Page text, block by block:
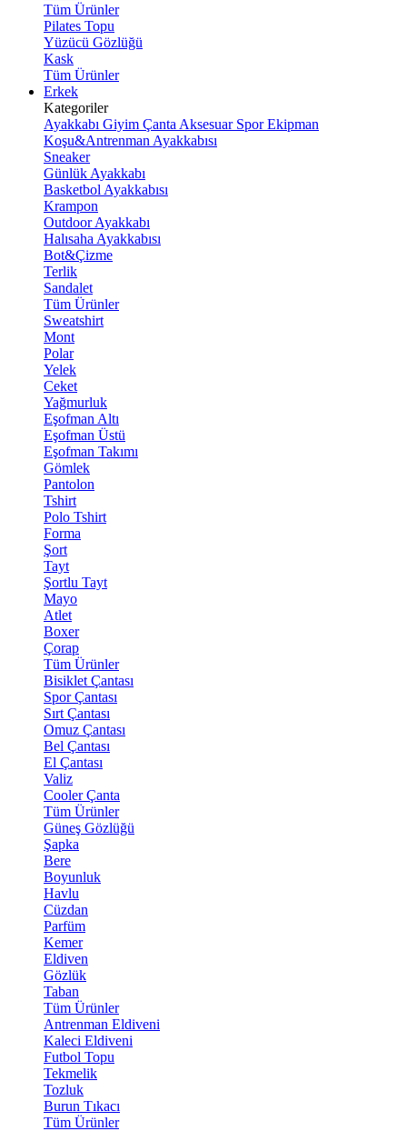
Tüm Ürünler
Pilates Topu
Yüzücü Gözlüğü
Kask
Tüm Ürünler
Erkek
Kategoriler
Ayakkabı Giyim Çanta Aksesuar Spor Ekipman
Koşu&Antrenman Ayakkabısı
Sneaker
Günlük Ayakkabı
Basketbol Ayakkabısı
Krampon
Outdoor Ayakkabı
Halısaha Ayakkabısı
Bot&Çizme
Terlik
Sandalet
Tüm Ürünler
Sweatshirt
Mont
Polar
Yelek
Ceket
Yağmurluk
Eşofman Altı
Eşofman Üstü
Eşofman Takımı
Gömlek
Pantolon
Tshirt
Polo Tshirt
Forma
Şort
Tayt
Şortlu Tayt
Mayo
Atlet
Boxer
Çorap
Tüm Ürünler
Bisiklet Çantası
Spor Çantası
Sırt Çantası
Omuz Çantası
Bel Çantası
El Çantası
Valiz
Cooler Çanta
Tüm Ürünler
Güneş Gözlüğü
Şapka
Bere
Boyunluk
Havlu
Cüzdan
Parfüm
Kemer
Eldiven
Gözlük
Taban
Tüm Ürünler
Antrenman Eldiveni
Kaleci Eldiveni
Futbol Topu
Tekmelik
Tozluk
Burun Tıkacı
Tüm Ürünler